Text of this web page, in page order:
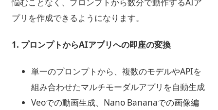
プリを作成できるようになります。
1. プロンプトからAIアプリへの即座の変換
単一のプロンプトから、複数のモデルやAPIを
組み合わせたマルチモーダルアプリを自動生成
Veoでの動画生成、Nano Bananaでの画像編